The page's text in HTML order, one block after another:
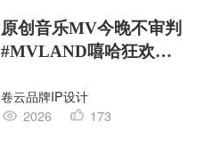
原创音乐MV今晚不审判
#MVLAND嘻哈狂欢派
卷云品牌IP设计
2026
173